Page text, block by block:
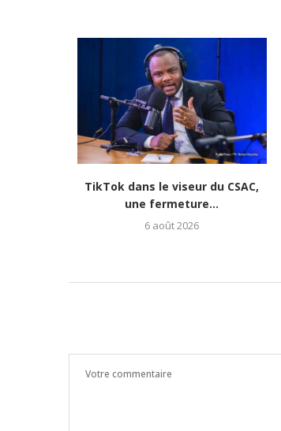
changer de vie » :...
Culture-Portrait : Cena
jeune rappeur